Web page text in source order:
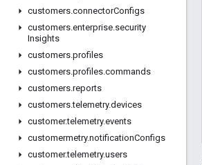
customers.connectorConfigs
customers.enterprise.security
Insights
customers.profiles
customers.profiles.commands
customers.reports
customers.telemetry.devices
customer.telemetry.events
customermetry.notificationConfigs
customer.telemetry.users